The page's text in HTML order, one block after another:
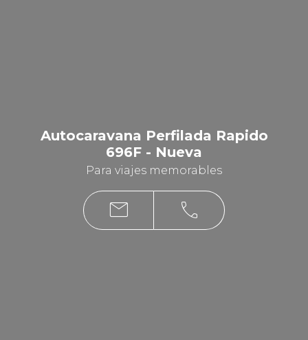
Autocaravana Perfilada Rapido
696F - Nueva
Para viajes memorables
mail phone